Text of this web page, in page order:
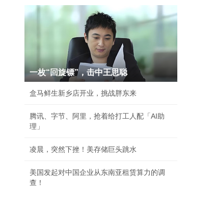
一枚“回旋镖”，击中王思聪
盒马鲜生新乡店开业，挑战胖东来
腾讯、字节、阿里，抢着给打工人配「AI助
理」
凌晨，突然下挫！美存储巨头跳水
美国发起对中国企业从东南亚租赁算力的调
查！